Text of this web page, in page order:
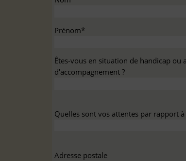
Prénom*
Êtes-vous en situation de handicap ou
d'accompagnement ?
Quelles sont vos attentes par rapport
Adresse postale